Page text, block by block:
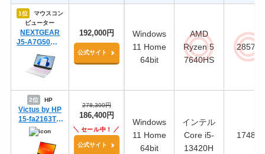
1位
マウスコン
ピューター
NEXTGEAR
J5-A7G50WT-
192,000円
公式サイト
Windows
11 Home
64bit
AMD
Ryzen 5
7640HS
28577
2位 HP
Victus by HP
15-fa2163TX
スタンダード
プラスモデル
G2
278,300円
186,400円
セール中！
公式サイト
Windows
11 Home
64bit
インテル
Core i5-
13420H
17488